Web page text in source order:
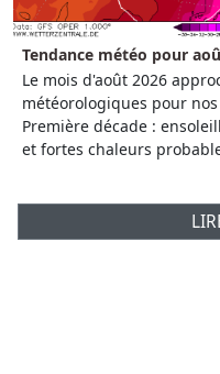
Tendance météo pour
Le mois d'août 2026
météorologiques pour
Première décade :
et fortes chaleurs